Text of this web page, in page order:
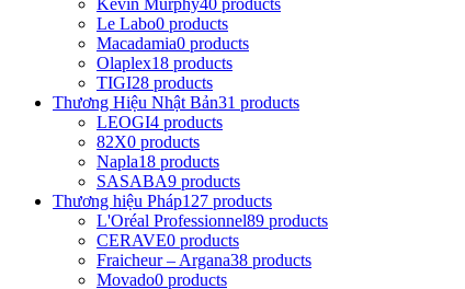
Le Labo0 products
Macadamia0 products
Olaplex18 products
TIGI28 products
Thương Hiệu Nhật Bản31 products
LEOGI4 products
82X0 products
Napla18 products
SASABA9 products
Thương hiệu Pháp127 products
L'Oréal Professionnel89 products
CERAVE0 products
Fraicheur – Argana38 products
Movado0 products